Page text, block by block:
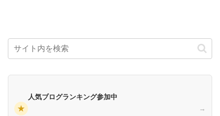
★
人気ブログランキング参加中
→